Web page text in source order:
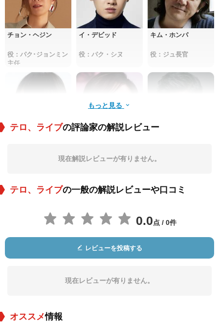
チョン・ヘジン
役：パク･ジョンミン
主任
イ・デビッド
役：パク・シヌ
キム・ホンパ
役：ジュ長官
役：Reporter Lee Ji-
役：Noh Hyeon-jin 役：Radio Producer
姜信哲
o Engineer
もっと見る
テロ、ライブの評論家の解説レビュー
現在解説レビューが有りません。
テロ、ライブの一般の解説レビューや口コミ
0.0点 / 0件
レビューを投稿する
現在レビューが有りません。
オススメ情報